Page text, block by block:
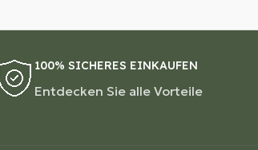
100% SICHERES EINKAUFEN
Entdecken Sie alle Vorteile